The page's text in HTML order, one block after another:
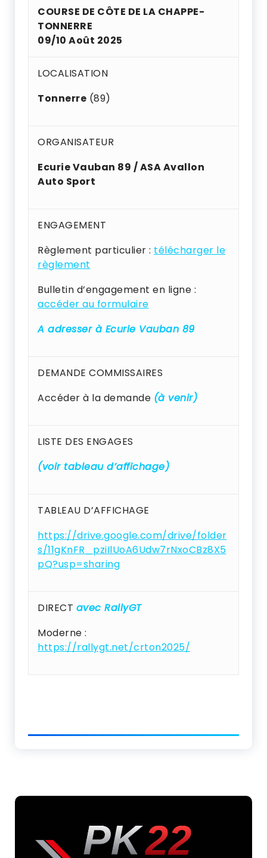
COURSE DE CÔTE DE LA CHAPPE-
TONNERRE
09/10 Août 2025
LOCALISATION
Tonnerre (89)
ORGANISATEUR
Ecurie Vauban 89 / ASA Avallon
Auto Sport
ENGAGEMENT
Règlement particulier : télécharger le
règlement
Bulletin d’engagement en ligne :
accéder au formulaire
A adresser à Ecurie Vauban 89
DEMANDE COMMISSAIRES
Accéder à la demande (à venir)
LISTE DES ENGAGES
(voir tableau d’affichage)
TABLEAU D’AFFICHAGE
https://drive.google.com/drive/folder
s/11gKnFR_pziIlUoA6Udw7rNxoCBz8X5
pQ?usp=sharing
DIRECT avec RallyGT
Moderne :
https://rallygt.net/crton2025/